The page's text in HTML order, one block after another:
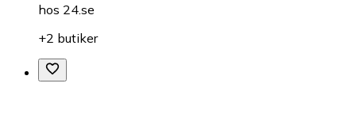
hos 24.se
+2 butiker